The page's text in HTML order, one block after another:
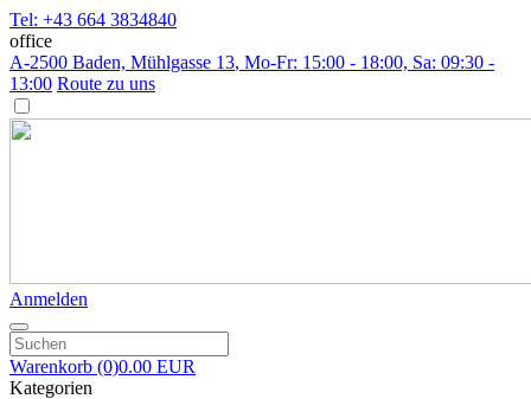
Tel: +43 664 3834840
office
A-2500 Baden, Mühlgasse 13, Mo-Fr: 15:00 - 18:00, Sa: 09:30 -
13:00 Route zu uns
Anmelden
Warenkorb (0)0.00 EUR
Kategorien